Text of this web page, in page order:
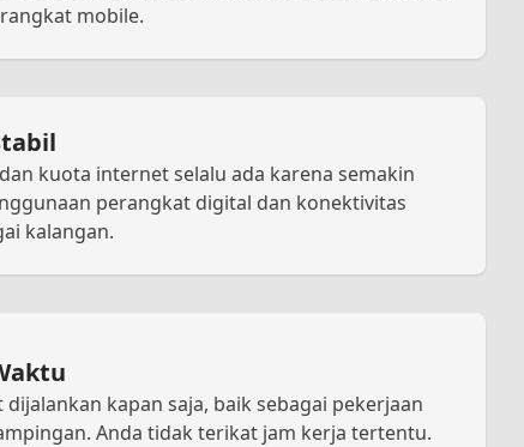
mobile.
kuota internet selalu ada karena semakin
perangkat digital dan konektivitas
kalangan.
dijalankan kapan saja, baik sebagai pekerjaan
Anda tidak terikat jam kerja tertentu.